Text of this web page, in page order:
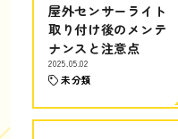
屋外センサーライト
取り付け後のメンテ
ナンスと注意点
2025.05.02
未分類